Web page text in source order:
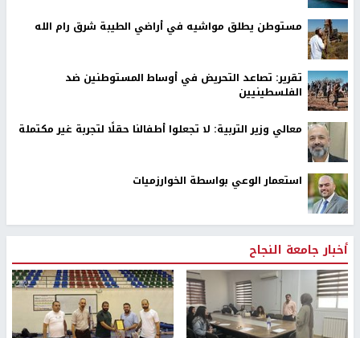
مستوطن يطلق مواشيه في أراضي الطيبة شرق رام الله
تقرير: تصاعد التحريض في أوساط المستوطنين ضد
الفلسطينيين
معالي وزير التربية: لا تجعلوا أطفالنا حقلًا لتجربة غير مكتملة
استعمار الوعي بواسطة الخوارزميات
أخبار جامعة النجاح